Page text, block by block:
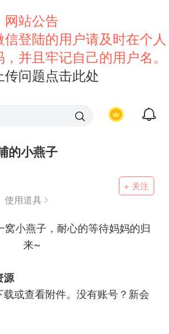
网站公告
信登陆的用户请及时在个人
并且牢记自己的用户名。
传问题点击此处
的小燕子
+ 关注
使用道具
小燕子，耐心的等待妈妈的归
来~
源
或查看附件。没有账号？ 新会